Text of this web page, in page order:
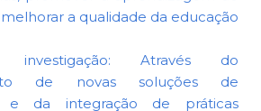
a qualidade da educação
Através do
de novas soluções de
e da integração de práticas